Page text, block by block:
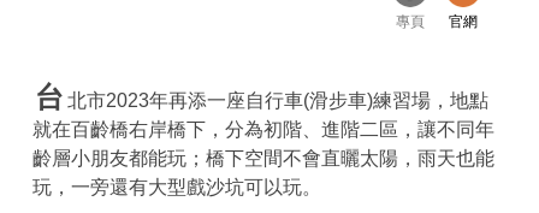
專頁 官網
台 北市2023年再添一座自行車(滑步車)練習場，地點
就在百齡橋右岸橋下，分為初階、進階二區，讓不同年
齡層小朋友都能玩；橋下空間不會直曬太陽，雨天也能
玩，一旁還有大型戲沙坑可以玩。